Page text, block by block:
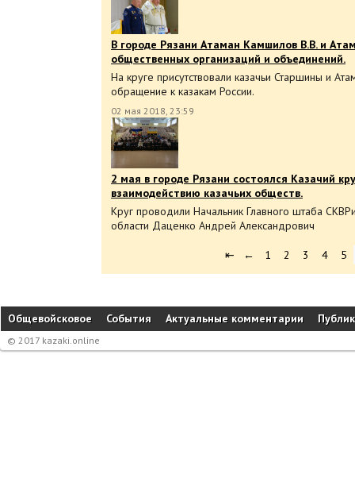
В городе Рязани Атаман Камшилов В.В. и
общественных организаций и объединений.
На круге присутствовали казачьи Старшины и
обращение к казакам России.
02 мая 2018, 23:59
2 мая в городе Рязани состоялся Казачий
взаимодействию казачьих обществ.
Круг проводили Начальник Главного штаба
области Даценко Андрей Александрович
⇤ ← 1 2 3 4 5
Общевойсковое События Актуальные комментарии
© 2017 kazaki.online